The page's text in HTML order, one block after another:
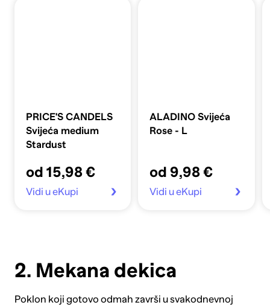
PRICE'S CANDELS
Svijeća medium
Stardust
od 15,98 €
Vidi u eKupi
ALADINO Svijeća
Rose - L
od 9,98 €
Vidi u eKupi
2. Mekana dekica
Poklon koji gotovo odmah završi u svakodnevnoj